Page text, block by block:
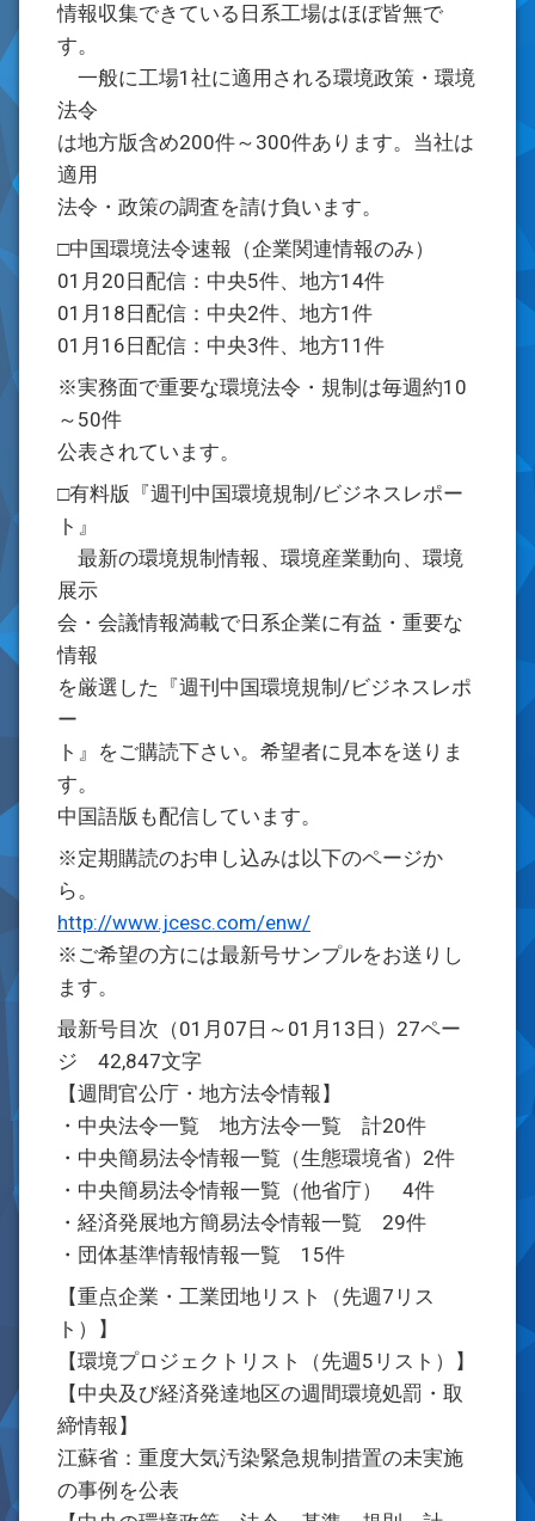
情報収集できている日系工場はほぼ皆無で
す。
一般に工場1社に適用される環境政策・環境
法令
は地方版含め200件～300件あります。当社は
適用
法令・政策の調査を請け負います。
□中国環境法令速報（企業関連情報のみ）
01月20日配信：中央5件、地方14件
01月18日配信：中央2件、地方1件
01月16日配信：中央3件、地方11件
※実務面で重要な環境法令・規制は毎週約10
～50件
公表されています。
□有料版『週刊中国環境規制/ビジネスレポー
ト』
最新の環境規制情報、環境産業動向、環境
展示
会・会議情報満載で日系企業に有益・重要な
情報
を厳選した『週刊中国環境規制/ビジネスレポ
ー
ト』をご購読下さい。希望者に見本を送りま
す。
中国語版も配信しています。
※定期購読のお申し込みは以下のページか
ら。
http://www.jcesc.com/enw/
※ご希望の方には最新号サンプルをお送りし
ます。
最新号目次（01月07日～01月13日）27ペー
ジ 42,847文字
【週間官公庁・地方法令情報】
・中央法令一覧 地方法令一覧 計20件
・中央簡易法令情報一覧（生態環境省）2件
・中央簡易法令情報一覧（他省庁） 4件
・経済発展地方簡易法令情報一覧 29件
・団体基準情報情報一覧 15件
【重点企業・工業団地リスト（先週7リス
ト）】
【環境プロジェクトリスト（先週5リスト）】
【中央及び経済発達地区の週間環境処罰・取
締情報】
江蘇省：重度大気汚染緊急規制措置の未実施
の事例を公表